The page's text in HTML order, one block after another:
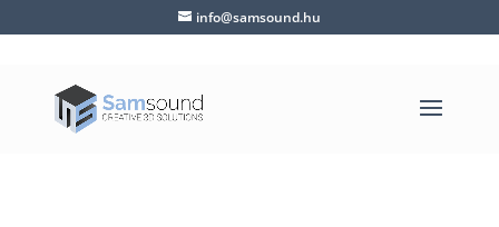
info@samsound.hu
KOSÁR ÁTTEKINTÉSE